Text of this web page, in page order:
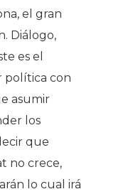
el gran
Diálogo,
es el
política con
asumir
los
que
no crece,
lo cual irá